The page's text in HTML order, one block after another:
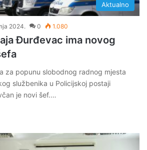
Aktualno
2024. 0 1.080
Đurđevac ima novog
za popunu slobodnog radnog mjesta
službenika u Policijskoj postaji
je novi šef.…